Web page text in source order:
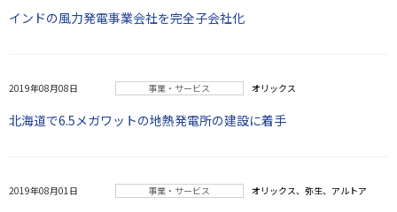
インドの風力発電事業会社を完全子会社化
2019年08月08日 事業・サービス オリックス
北海道で6.5メガワットの地熱発電所の建設に着手
2019年08月01日 事業・サービス オリックス、弥生、アルトア